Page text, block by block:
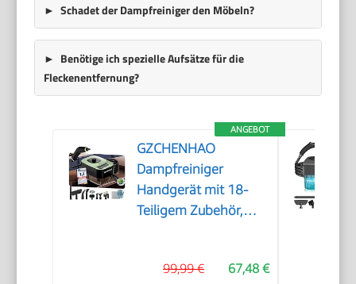
Schadet der Dampfreiniger den Möbeln?
Benötige ich spezielle Aufsätze für die
Fleckenentfernung?
ANGEBOT
GZCHENHAO
Dampfreiniger
Handgerät mit 18-
Teiligem Zubehör,
Druck – 99,99%67,48 €
99,99 €